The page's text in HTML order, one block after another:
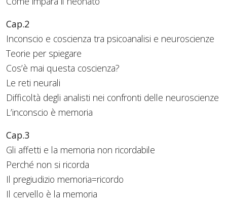
Cap.2
Inconscio e coscienza tra psicoanalisi e neuroscienze
Teorie per spiegare
Cos’è mai questa coscienza?
Le reti neurali
Difficoltà degli analisti nei confronti delle neuroscienze
L’inconscio è memoria
Cap.3
Gli affetti e la memoria non ricordabile
Perché non si ricorda
Il pregiudizio memoria=ricordo
Il cervello è la memoria